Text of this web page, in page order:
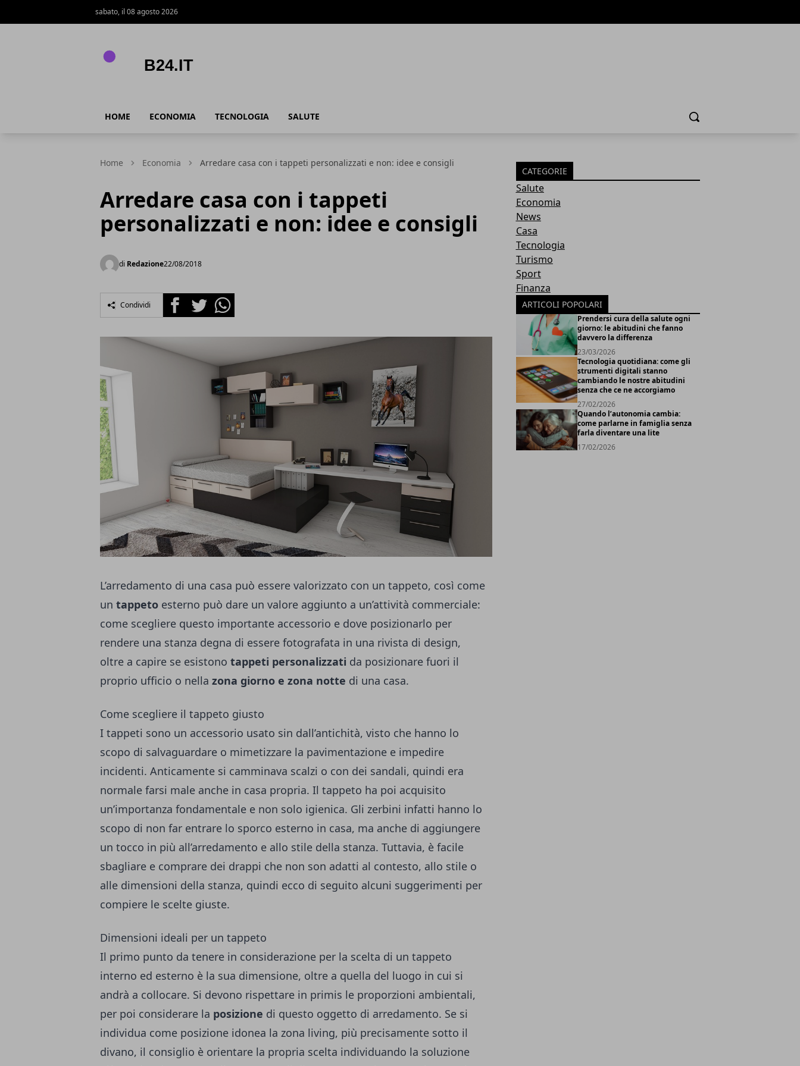
sabato, il 08 agosto 2026
HOME ECONOMIA TECNOLOGIA SALUTE Cerca
Home Economia Arredare casa con i tappeti personalizzati e non: idee e consigli
Arredare casa con i tappeti
personalizzati e non: idee e consigli
di Redazione22/08/2018
Condividi FacebookTwitterWhatsapp
L’arredamento di una casa può essere valorizzato con un tappeto, così come
un tappeto esterno può dare un valore aggiunto a un’attività commerciale:
come scegliere questo importante accessorio e dove posizionarlo per
rendere una stanza degna di essere fotografata in una rivista di design,
oltre a capire se esistono tappeti personalizzati da posizionare fuori il
proprio ufficio o nella zona giorno e zona notte di una casa.
Come scegliere il tappeto giusto
I tappeti sono un accessorio usato sin dall’antichità, visto che hanno lo
scopo di salvaguardare o mimetizzare la pavimentazione e impedire
incidenti. Anticamente si camminava scalzi o con dei sandali, quindi era
normale farsi male anche in casa propria. Il tappeto ha poi acquisito
un’importanza fondamentale e non solo igienica. Gli zerbini infatti hanno lo
scopo di non far entrare lo sporco esterno in casa, ma anche di aggiungere
un tocco in più all’arredamento e allo stile della stanza. Tuttavia, è facile
sbagliare e comprare dei drappi che non son adatti al contesto, allo stile o
alle dimensioni della stanza, quindi ecco di seguito alcuni suggerimenti per
compiere le scelte giuste.
Dimensioni ideali per un tappeto
Il primo punto da tenere in considerazione per la scelta di un tappeto
interno ed esterno è la sua dimensione, oltre a quella del luogo in cui si
andrà a collocare. Si devono rispettare in primis le proporzioni ambientali,
per poi considerare la posizione di questo oggetto di arredamento. Se si
individua come posizione idonea la zona living, più precisamente sotto il
divano, il consiglio è orientare la propria scelta individuando la soluzione
CATEGORIE
Salute
Economia
News
Casa
Tecnologia
Turismo
Sport
Finanza
ARTICOLI POPOLARI
Prendersi cura della salute ogni
giorno: le abitudini che fanno
davvero la differenza
23/03/2026
Tecnologia quotidiana: come gli
strumenti digitali stanno
cambiando le nostre abitudini
senza che ce ne accorgiamo
27/02/2026
Quando l’autonomia cambia:
come parlarne in famiglia senza
farla diventare una lite
17/02/2026